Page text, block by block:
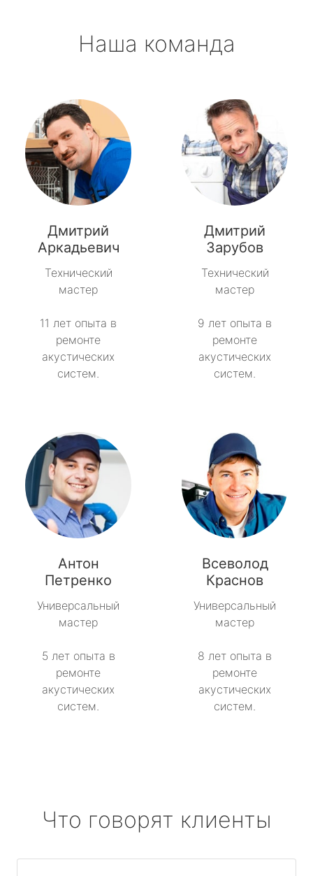
Наша команда
Дмитрий
Аркадьевич
Технический
мастер
11 лет опыта в
ремонте
акустических
систем.
Дмитрий
Зарубов
Технический
мастер
9 лет опыта в
ремонте
акустических
систем.
Антон
Петренко
Универсальный
мастер
5 лет опыта в
ремонте
акустических
систем.
Всеволод
Краснов
Универсальный
мастер
8 лет опыта в
ремонте
акустических
систем.
Что говорят клиенты